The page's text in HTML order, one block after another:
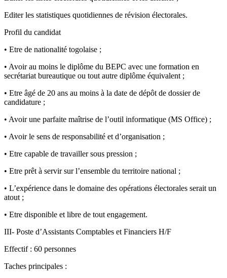
Editer les statistiques quotidiennes de révision électorales.
Profil du candidat
• Etre de nationalité togolaise ;
• Avoir au moins le diplôme du BEPC avec une formation en
secrétariat bureautique ou tout autre diplôme équivalent ;
• Etre âgé de 20 ans au moins à la date de dépôt de dossier de
candidature ;
• Avoir une parfaite maîtrise de l’outil informatique (MS Office) ;
• Avoir le sens de responsabilité et d’organisation ;
• Etre capable de travailler sous pression ;
• Etre prêt à servir sur l’ensemble du territoire national ;
• L’expérience dans le domaine des opérations électorales serait un
atout ;
• Etre disponible et libre de tout engagement.
III- Poste d’Assistants Comptables et Financiers H/F
Effectif : 60 personnes
Taches principales :